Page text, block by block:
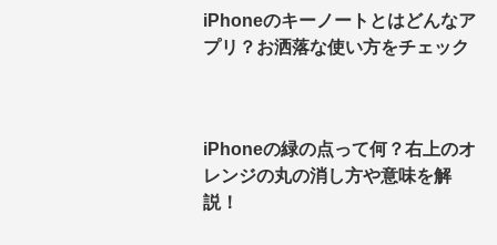
iPhoneのキーノートとはどんなア
プリ？お洒落な使い方をチェック
iPhoneの緑の点って何？右上のオ
レンジの丸の消し方や意味を解
説！